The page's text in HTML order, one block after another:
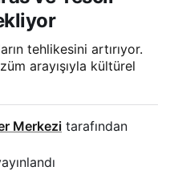
tehlikesini artırıyor.
arayışıyla kültürel
Merkezi tarafından